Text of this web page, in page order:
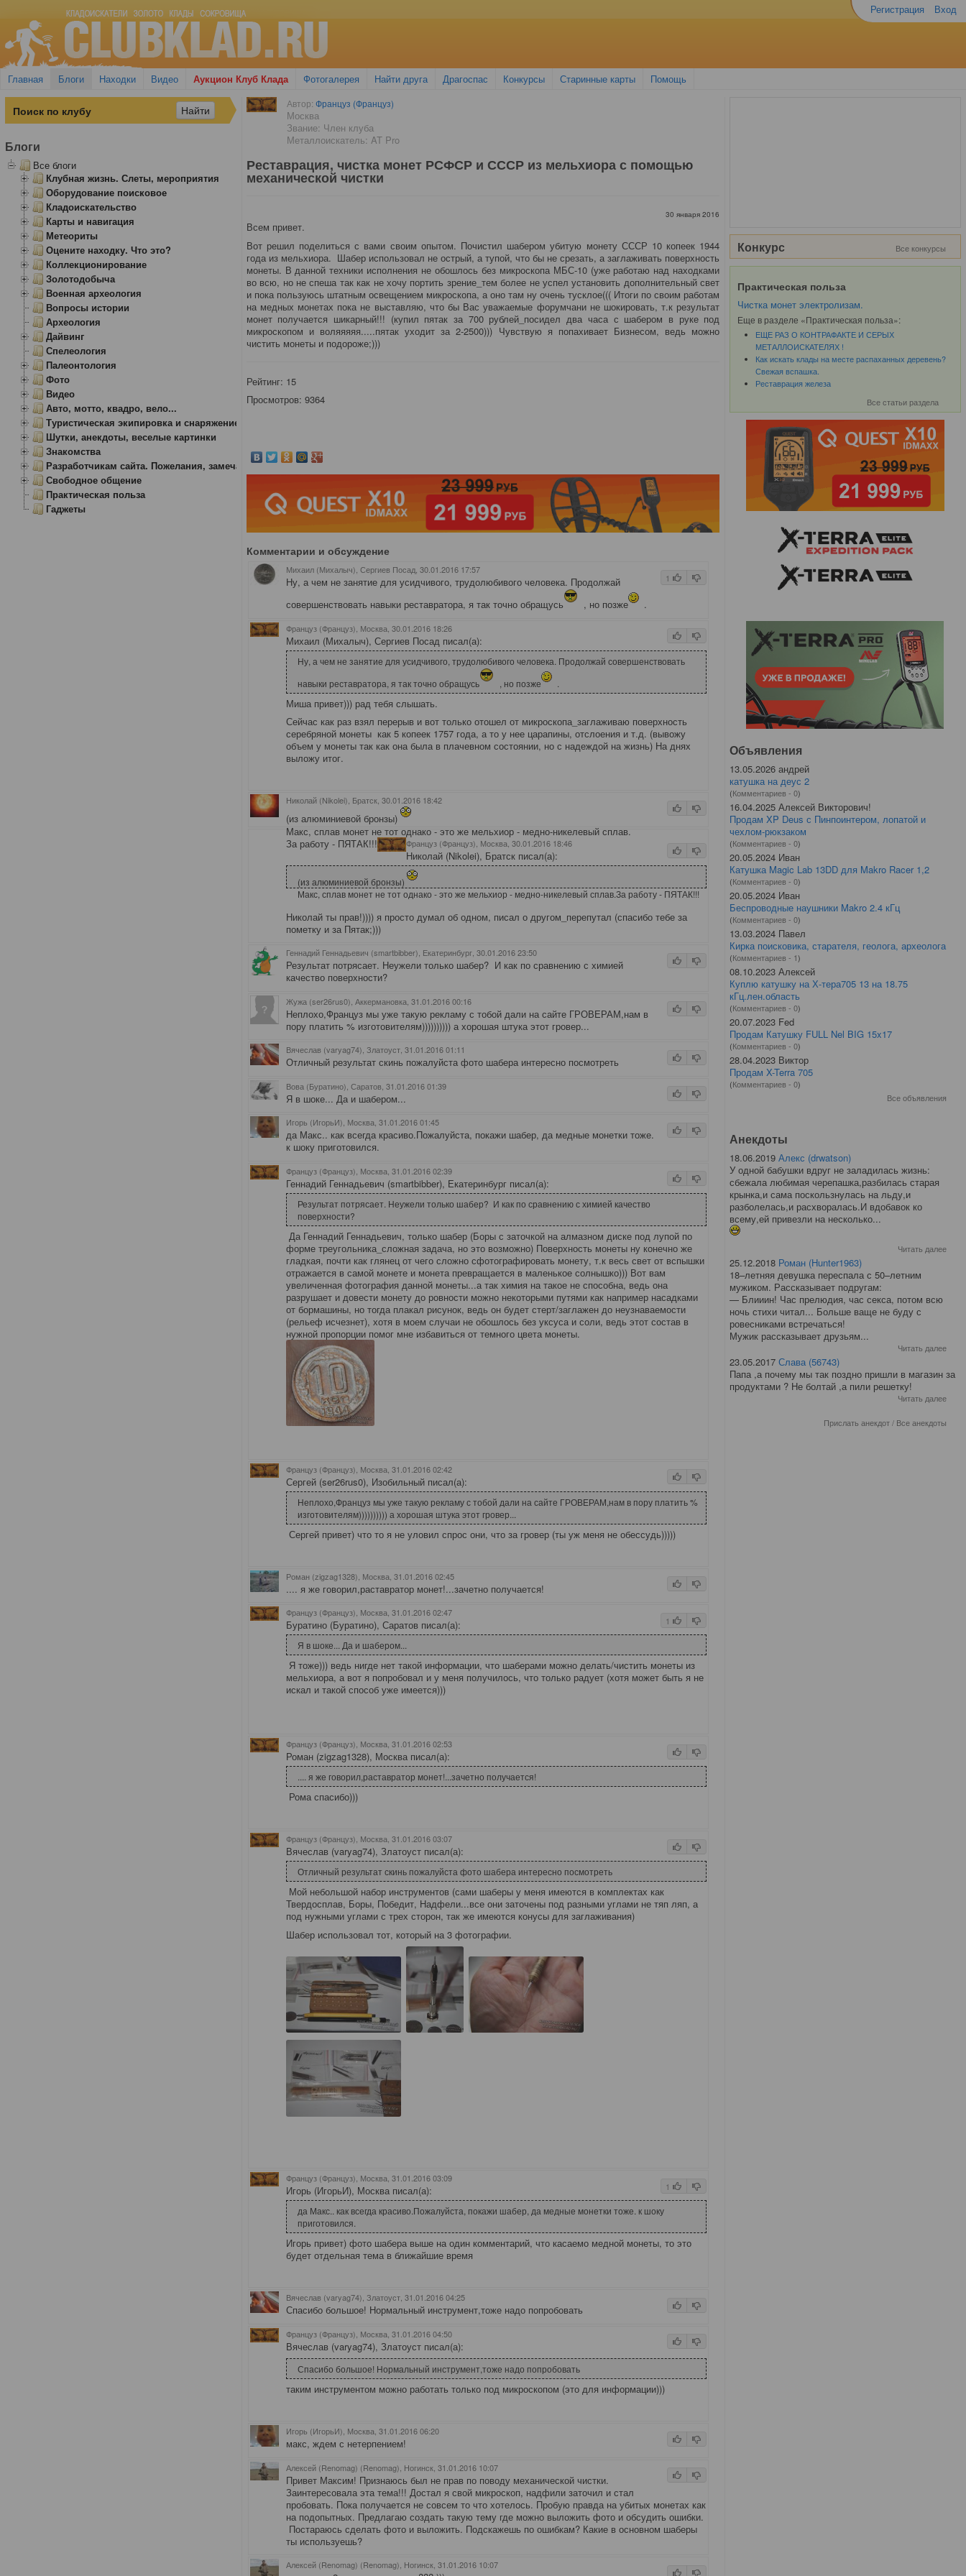
Регистрация Вход
Главная Блоги Находки Видео Аукцион Клуб Клада Фотогалерея Найти друга Драгоспас Конкурсы Старинные карты Помощь
Автор: Француз (Француз)
Москва
Звание: Член клуба
Металлоискатель: AT Pro
Реставрация, чистка монет РСФСР и СССР из мельхиора с помощью
механической чистки
30 января 2016
Всем привет.
Вот решил поделиться с вами своим опытом. Почистил шабером убитую монету СССР 10 копеек 1944
года из мельхиора. Шабер использовал не острый, а тупой, что бы не срезать, а заглаживать поверхность
монеты. В данной техники исполнения не обошлось без микроскопа МБС-10 (уже работаю над находками
во всю, но не спеша так как не хочу портить зрение_тем более не успел установить дополнительный свет
и пока пользуюсь штатным освещением микроскопа, а оно там ну очень тусклое((( Итоги по своим работам
на медных монетах пока не выставляю, что бы Вас уважаемые форумчани не шокировать, т.к результат
монет получается шикарный!!! (купил пятак за 700 рублей_посидел два часа с шабером в руке под
микроскопом и воляяяяя.....пятак уходит за 2-2500))) Чувствую я попахивает Бизнесом, ведь можно
чистить монеты и подороже;)))
Рейтинг: 15
Просмотров: 9364
Комментарии и обсуждение
1
Михаил (Михалыч), Сергиев Посад, 30.01.2016 17:57
Ну, а чем не занятие для усидчивого, трудолюбивого человека. Продолжай
совершенствовать навыки реставратора, я так точно обращусь
, но позже .
Француз (Француз), Москва , 30.01.2016 18:26
Михаил (Михалыч), Сергиев Посад писал(а):
Ну, а чем не занятие для усидчивого, трудолюбивого человека. Продолжай совершенствовать
навыки реставратора, я так точно обращусь
, но позже .
Миша привет))) рад тебя слышать.
Сейчас как раз взял перерыв и вот только отошел от микроскопа_заглаживаю поверхность
серебряной монеты как 5 копеек 1757 года, а то у нее царапины, отслоения и т.д. (вывожу
объем у монеты так как она была в плачевном состоянии, но с надеждой на жизнь) На днях
выложу итог.
Николай (Nikolei), Братск, 30.01.2016 18:42
(из алюминиевой бронзы)
Макс, сплав монет не тот однако - это же мельхиор - медно-никелевый сплав.
За работу - ПЯТАК!!!
Француз (Француз), Москва , 30.01.2016 18:46
Николай (Nikolei), Братск писал(а):
(из алюминиевой бронзы)
Макс, сплав монет не тот однако - это же мельхиор - медно-никелевый сплав.За работу - ПЯТАК!!!
Николай ты прав!)))) я просто думал об одном, писал о другом_перепутал (спасибо тебе за
пометку и за Пятак;)))
Геннадий Геннадьевич (smartbibber), Екатеринбург, 30.01.2016 23:50
Результат потрясает. Неужели только шабер? И как по сравнению с химией
качество поверхности?
Жужа (ser26rus0), Аккермановка , 31.01.2016 00:16
Неплохо,Француз мы уже такую рекламу с тобой дали на сайте ГРОВЕРАМ,нам в
пору платить % изготовителям)))))))))) а хорошая штука этот гровер...
Вячеслав (varyag74), Златоуст, 31.01.2016 01:11
Отличный результат скинь пожалуйста фото шабера интересно посмотреть
Вова (Буратино), Саратов , 31.01.2016 01:39
Я в шоке... Да и шабером...
Игорь (ИгорьИ), Москва, 31.01.2016 01:45
да Макс.. как всегда красиво.Пожалуйста, покажи шабер, да медные монетки тоже.
к шоку приготовился.
Француз (Француз), Москва , 31.01.2016 02:39
Геннадий Геннадьевич (smartbibber), Екатеринбург писал(а):
Результат потрясает. Неужели только шабер? И как по сравнению с химией качество
поверхности?
Да Геннадий Геннадьевич, только шабер (Боры с заточкой на алмазном диске под лупой по
форме треугольника_сложная задача, но это возможно) Поверхность монеты ну конечно же
гладкая, почти как глянец от чего сложно сфотографировать монету, т.к весь свет от вспышки
отражается в самой монете и монета превращается в маленькое солнышко))) Вот вам
увеличенная фотография данной монеты...а так химия на такое не способна, ведь она
разрушает и довести монету до ровности можно некоторыми путями как например насадками
от бормашины, но тогда плакал рисунок, ведь он будет стерт/заглажен до неузнаваемости
(рельеф исчезнет), хотя в моем случаи не обошлось без уксуса и соли, ведь этот состав в
нужной пропорции помог мне избавиться от темного цвета монеты.
Француз (Француз), Москва , 31.01.2016 02:42
Сергей (ser26rus0), Изобильный писал(а):
Неплохо,Француз мы уже такую рекламу с тобой дали на сайте ГРОВЕРАМ,нам в пору платить %
изготовителям)))))))))) а хорошая штука этот гровер...
Сергей привет) что то я не уловил спрос они, что за гровер (ты уж меня не обессудь)))))
Роман (zigzag1328), Москва , 31.01.2016 02:45
.... я же говорил,раставратор монет!...зачетно получается!
1
Француз (Француз), Москва, 31.01.2016 02:47
Буратино (Буратино), Саратов писал(а):
Я в шоке... Да и шабером...
Я тоже))) ведь нигде нет такой информации, что шаберами можно делать/чистить монеты из
мельхиора, а вот я попробовал и у меня получилось, что только радует (хотя может быть я не
искал и такой способ уже имеется)))
Француз (Француз), Москва, 31.01.2016 02:53
Роман (zigzag1328), Москва писал(а):
.... я же говорил,раставратор монет!...зачетно получается!
Рома спасибо)))
Француз (Француз), Москва, 31.01.2016 03:07
Вячеслав (varyag74), Златоуст писал(а):
Отличный результат скинь пожалуйста фото шабера интересно посмотреть
Мой небольшой набор инструментов (сами шаберы у меня имеются в комплектах как
Твердосплав, Боры, Победит, Надфели...все они заточены под разными углами не тяп ляп, а
под нужными углами с трех сторон, так же имеются конусы для заглаживания)
Шабер использовал тот, который на 3 фотографии.
1
Француз (Француз), Москва, 31.01.2016 03:09
Игорь (ИгорьИ), Москва писал(а):
да Макс.. как всегда красиво.Пожалуйста, покажи шабер, да медные монетки тоже. к шоку
приготовился.
Игорь привет) фото шабера выше на один комментарий, что касаемо медной монеты, то это
будет отдельная тема в ближайшие время
Вячеслав (varyag74), Златоуст, 31.01.2016 04:25
Спасибо большое! Нормальный инструмент,тоже надо попробовать
Француз (Француз), Москва , 31.01.2016 04:50
Вячеслав (varyag74), Златоуст писал(а):
Спасибо большое! Нормальный инструмент,тоже надо попробовать
таким инструментом можно работать только под микроскопом (это для информации)))
Игорь (ИгорьИ), Москва, 31.01.2016 06:20
макс, ждем с нетерпением!
Алексей (Renomag) (Renomag), Ногинск, 31.01.2016 10:07
Привет Максим! Признаюсь был не прав по поводу механической чистки.
Заинтересовала эта тема!!! Достал я свой микроскоп, надфили заточил и стал
пробовать. Пока получается не совсем то что хотелось. Пробую правда на убитых монетах как
на подопытных. Предлагаю создать такую тему где можно выложить фото и обсудить ошибки.
Постараюсь сделать фото и выложить. Подскажешь по ошибкам? Какие в основном шаберы
ты используешь?
Алексей (Renomag) (Renomag), Ногинск, 31.01.2016 10:07
Блоги
Все блоги
Клубная жизнь. Слеты, мероприятия
Оборудование поисковое
Кладоискательство
Карты и навигация
Метеориты
Оцените находку. Что это?
Коллекционирование
Золотодобыча
Военная археология
Вопросы истории
Археология
Дайвинг
Спелеология
Палеонтология
Фото
Видео
Авто, мотто, квадро, вело...
Туристическая экипировка и снаряжение
Шутки, анекдоты, веселые картинки
Знакомства
Разработчикам сайта. Пожелания, замечания.
Свободное общение
Практическая польза
Гаджеты
Конкурс Все конкурсы
Практическая польза
Чистка монет электролизам.
Еще в разделе «Практическая польза»:
ЕЩЕ РАЗ О КОНТРАФАКТЕ И СЕРЫХ
МЕТАЛЛОИСКАТЕЛЯХ !
Как искать клады на месте распаханных деревень?
Свежая вспашка.
Реставрация железа
Все статьи раздела
Объявления
13.05.2026 андрей
катушка на деус 2
(Комментариев - 0)
16.04.2025 Алексей Викторович!
Продам XP Deus с Пинпоинтером, лопатой и
чехлом-рюкзаком
(Комментариев - 0)
20.05.2024 Иван
Катушка Magic Lab 13DD для Makro Racer 1,2
(Комментариев - 0)
20.05.2024 Иван
Беспроводные наушники Makro 2.4 кГц
(Комментариев - 0)
13.03.2024 Павел
Кирка поисковика, старателя, геолога, археолога
(Комментариев - 1)
08.10.2023 Алексей
Куплю катушку на Х-тера705 13 на 18.75
кГц.лен.область
(Комментариев - 0)
20.07.2023 Fed
Продам Катушку FULL Nel BIG 15x17
(Комментариев - 0)
28.04.2023 Виктор
Продам X-Terra 705
(Комментариев - 0)
Все объявления
Анекдоты
18.06.2019 Алекс (drwatson)
У одной бабушки вдруг не заладилась жизнь:
сбежала любимая черепашка,разбилась старая
крынка,и сама поскользнулась на льду,и
разболелась,и расхворалась.И вдобавок ко
всему,ей привезли на несколько...
Читать далее
25.12.2018 Роман (Hunter1963)
18–летняя девушка переспала с 50–летним
мужиком. Рассказывает подругам:
— Блииин! Час прелюдия, час секса, потом всю
ночь стихи читал... Больше ваще не буду с
ровесниками встречаться!
Мужик рассказывает друзьям...
Читать далее
23.05.2017 Слава (56743)
Папа ,а почему мы так поздно пришли в магазин за
продуктами ? Не болтай ,а пили решетку!
Читать далее
Прислать анекдот/ Все анекдоты